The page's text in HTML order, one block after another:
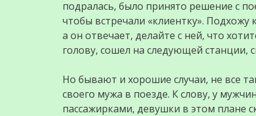
подралась, было принято решение с
чтобы встречали «клиентку».
а он отвечает, делайте с ней, что
голову, сошел на следующей станции,
Но бывают и хорошие случаи, не все
своего мужа в поезде. К слову, у
пассажирками, девушки в этом плане